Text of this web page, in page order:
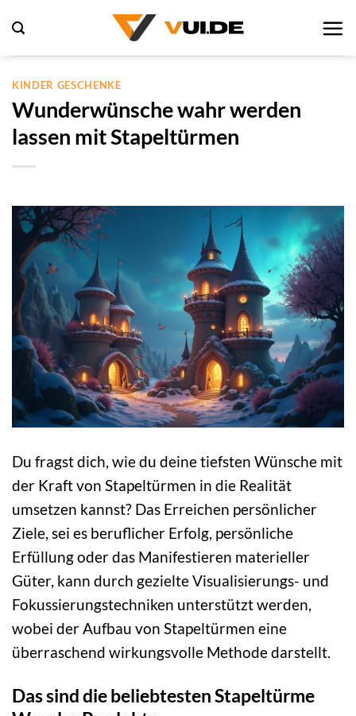
Inhalt
springen
KINDER GESCHENKE
Wunderwünsche wahr werden
lassen mit Stapeltürmen
Du fragst dich, wie du deine tiefsten Wünsche mit
der Kraft von Stapeltürmen in die Realität
umsetzen kannst? Das Erreichen persönlicher
Ziele, sei es beruflicher Erfolg, persönliche
Erfüllung oder das Manifestieren materieller
Güter, kann durch gezielte Visualisierungs- und
Fokussierungstechniken unterstützt werden,
wobei der Aufbau von Stapeltürmen eine
überraschend wirkungsvolle Methode darstellt.
Das sind die beliebtesten Stapeltürme